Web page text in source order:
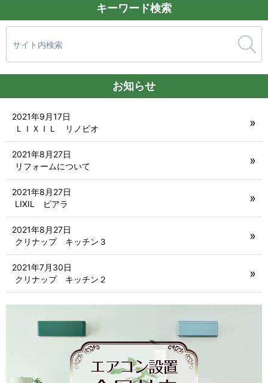
キーワード検索
索:
お知らせ
ＬＩＸＩＬ リノビオ
2021年9月17日
リフォームについて
2021年8月27日
LIXIL ピアラ
2021年8月27日
クリナップ キッチン３
2021年8月27日
クリナップ キッチン２
2021年7月30日